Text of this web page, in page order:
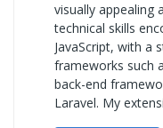
visually appealing
technical skills
JavaScript, with a
frameworks such
back-end
Laravel. My